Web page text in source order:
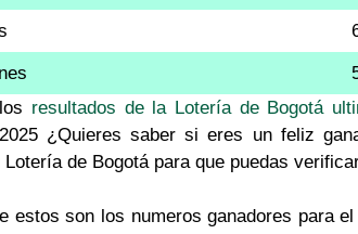
resultados de la Lotería de Bogotá
¿Quieres saber si eres un feliz
de Bogotá para que puedas
estos son los numeros ganadores para